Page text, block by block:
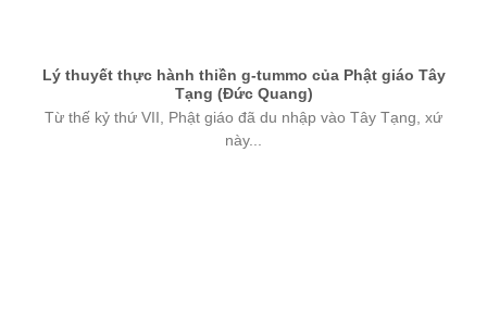
Lý thuyết thực hành thiền g-tummo của Phật giáo Tây
Tạng (Đức Quang)
Từ thế kỷ thứ VII, Phật giáo đã du nhập vào Tây Tạng, xứ
này...